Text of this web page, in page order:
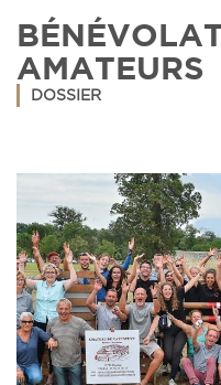
AMATEURS
DOSSIER